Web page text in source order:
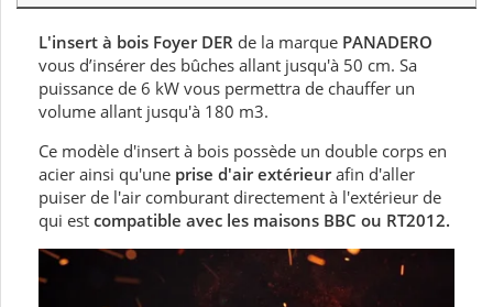
L'insert à bois Foyer DER de la marque PANADERO
vous d’insérer des bûches allant jusqu'à 50 cm. Sa
puissance de 6 kW vous permettra de chauffer un
volume allant jusqu'à 180 m3.
Ce modèle d'insert à bois possède un double corps en
acier ainsi qu'une prise d'air extérieurafin d'aller
puiser de l'air comburant directement à l'extérieur de
qui est compatible avec les maisons BBC ou RT2012.